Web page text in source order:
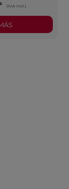
(IVA incl.)